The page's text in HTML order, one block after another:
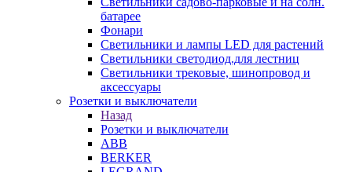
батарее
Фонари
Светильники и лампы LED для растений
Светильники светодиод.для лестниц
Светильники трековые, шинопровод и
аксессуары
Розетки и выключатели
Назад
Розетки и выключатели
ABB
BERKER